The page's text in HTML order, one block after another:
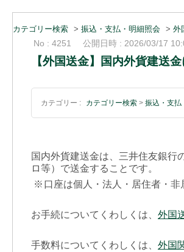
カテゴリー検索 > 振込・支払・明細照会 > 外
No : 4251 公開日時 : 2026/03/17
【外国送金】国内外貨建送
カテゴリー : カテゴリー検索 > 振込・支払
国内外貨建送金は、三井住友銀行
ロ等）で送金することです。
※ 口座は個人・法人・居住者・非
お手続についてくわしくは、 外国
手数料についてくわしくは、 外国